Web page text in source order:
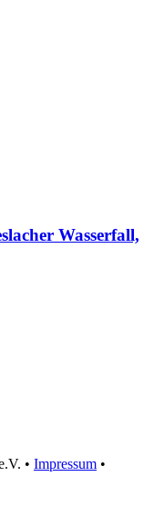
Wasserfall,
• Impressum •